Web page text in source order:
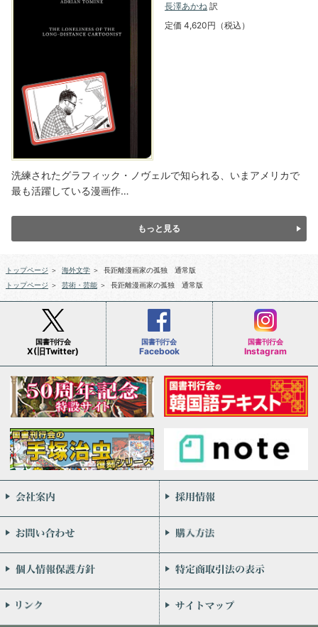
長澤あかね 訳
定価 4,620円（税込）
洗練されたグラフィック・ノヴェルで知られる、いまアメリカで
最も活躍している漫画作…
もっと見る
トップページ ＞ 海外文学 ＞
長距離漫画家の孤独 通常版
トップページ ＞ 芸術・芸能 ＞ 長距離漫画家の孤独 通常版
国書刊行会
X(旧Twitter)
国書刊行会
Facebook
国書刊行会
Instagram
会社案内
お問い合わせ
個人情報保護方針
リンク